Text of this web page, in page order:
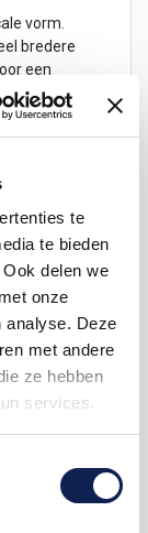
te
te bieden
delen we
onze
analyse. Deze
met andere
ze hebben
services.
vorm.
bredere
een
je een
2. Dat is
of
te
De juiste
de plek